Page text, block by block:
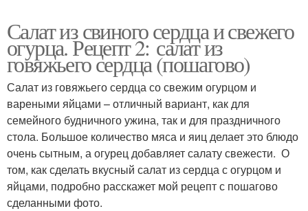
Салат из свиного сердца и свежего
огурца. Рецепт 2: салат из
говяжьего сердца (пошагово)
Салат из говяжьего сердца со свежим огурцом и
вареными яйцами – отличный вариант, как для
семейного будничного ужина, так и для праздничного
стола. Большое количество мяса и яиц делает это блюдо
очень сытным, а огурец добавляет салату свежести. О
том, как сделать вкусный салат из сердца с огурцом и
яйцами, подробно расскажет мой рецепт с пошагово
сделанными фото.